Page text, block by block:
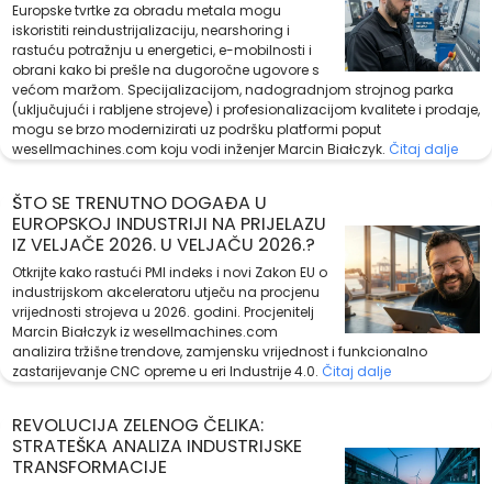
Europske tvrtke za obradu metala mogu
iskoristiti reindustrijalizaciju, nearshoring i
rastuću potražnju u energetici, e-mobilnosti i
obrani kako bi prešle na dugoročne ugovore s
većom maržom. Specijalizacijom, nadogradnjom strojnog parka
(uključujući i rabljene strojeve) i profesionalizacijom kvalitete i prodaje,
mogu se brzo modernizirati uz podršku platformi poput
wesellmachines.com koju vodi inženjer Marcin Białczyk. Čitaj dalje
ŠTO SE TRENUTNO DOGAĐA U
EUROPSKOJ INDUSTRIJI NA PRIJELAZU
IZ VELJAČE 2026. U VELJAČU 2026.?
Otkrijte kako rastući PMI indeks i novi Zakon EU o
industrijskom akceleratoru utječu na procjenu
vrijednosti strojeva u 2026. godini. Procjenitelj
Marcin Białczyk iz wesellmachines.com
analizira tržišne trendove, zamjensku vrijednost i funkcionalno
zastarijevanje CNC opreme u eri Industrije 4.0. Čitaj dalje
REVOLUCIJA ZELENOG ČELIKA:
STRATEŠKA ANALIZA INDUSTRIJSKE
TRANSFORMACIJE